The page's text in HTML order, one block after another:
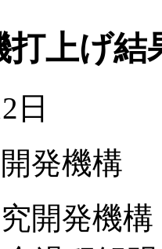
打上げ
日
発機構
開発機構